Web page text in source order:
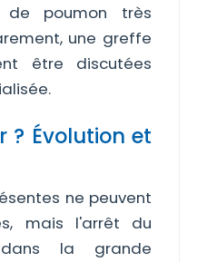
de poumon très
une greffe
être discutées
? Évolution et
ne peuvent
mais l'arrêt du
la grande